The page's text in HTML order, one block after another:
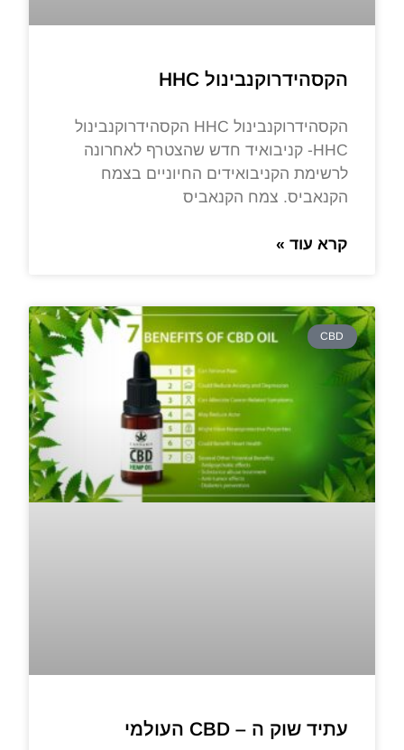
הקסהידרוקנבינול HHC
הקסהידרוקנבינול HHC הקסהידרוקנבינול
HHC- קניבואיד חדש שהצטרף לאחרונה
לרשימת הקניבואידים החיוניים בצמח
הקנאביס. צמח הקנאביס
קרא עוד »
CBD
עתיד שוק ה – CBD העולמי